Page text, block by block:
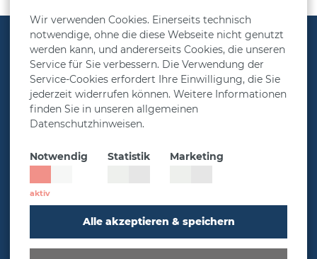
Wir verwenden Cookies. Einerseits technisch
notwendige, ohne die diese Webseite nicht genutzt
werden kann, und andererseits Cookies, die unseren
Service für Sie verbessern. Die Verwendung der
Service-Cookies erfordert Ihre Einwilligung, die Sie
jederzeit widerrufen können. Weitere Informationen
finden Sie in unseren allgemeinen
Datenschutzhinweisen.
Notwendig Statistik Marketing
Alle akzeptieren & speichern
Vorsorgelösungen
Rechner
Über MetallRente
Presse & Aktuelles
Datenschutz
Cookie-Einstellungen